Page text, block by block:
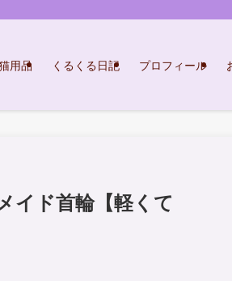
用品 くるくる日記 プロフィール
イド首輪【軽くて